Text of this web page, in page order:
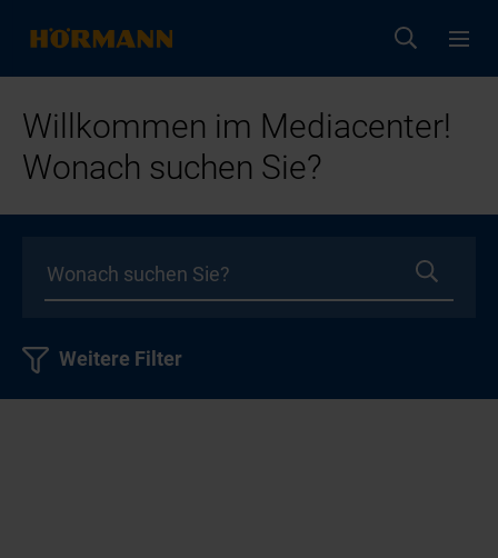
Willkommen im Mediacenter!
Wonach suchen Sie?
Weitere Filter